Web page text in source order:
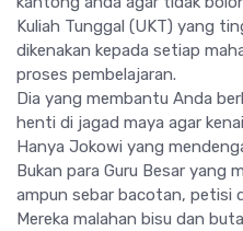
Kuliah Tunggal (UKT) yang
dikenakan kepada setiap
proses pembelajaran.
Dia yang membantu Anda
henti di jagad maya agar
Hanya Jokowi yang
Bukan para Guru Besar yang
ampun sebar bacotan, petisi
Mereka malahan bisu dan